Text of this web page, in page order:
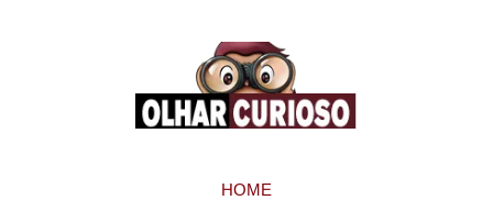
HOME